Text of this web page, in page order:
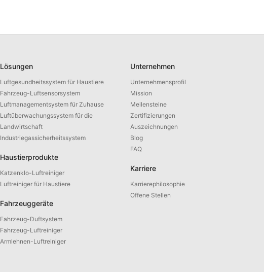
Lösungen
Luftgesundheitssystem für Haustiere
Fahrzeug-Luftsensorsystem
Luftmanagementsystem für Zuhause
Luftüberwachungssystem für die
Landwirtschaft
Industriegassicherheitssystem
Haustierprodukte
Katzenklo-Luftreiniger
Luftreiniger für Haustiere
Fahrzeuggeräte
Fahrzeug-Duftsystem
Fahrzeug-Luftreiniger
Armlehnen-Luftreiniger
Unternehmen
Unternehmensprofil
Mission
Meilensteine
Zertifizierungen
Auszeichnungen
Blog
FAQ
Karriere
Karrierephilosophie
Offene Stellen